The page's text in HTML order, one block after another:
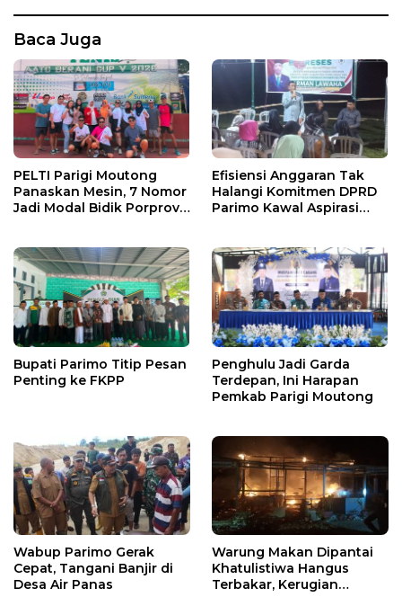
Baca Juga
PELTI Parigi Moutong
Panaskan Mesin, 7 Nomor
Jadi Modal Bidik Porprov
Efisiensi Anggaran Tak
Halangi Komitmen DPRD
Parimo Kawal Aspirasi
Bupati Parimo Titip Pesan
Penting ke FKPP
Penghulu Jadi Garda
Terdepan, Ini Harapan
Pemkab Parigi Moutong
Wabup Parimo Gerak
Cepat, Tangani Banjir di
Desa Air Panas
Warung Makan Dipantai
Khatulistiwa Hangus
Terbakar, Kerugian